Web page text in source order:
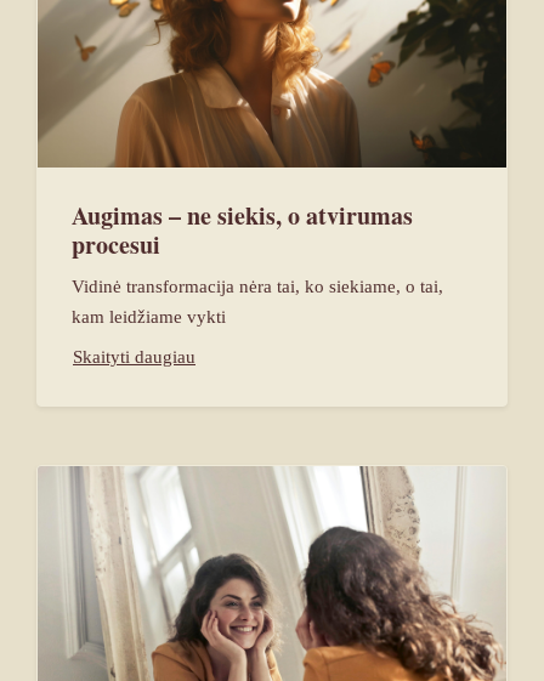
Augimas – ne siekis, o atvirumas
procesui
Vidinė transformacija nėra tai, ko siekiame, o tai,
kam leidžiame vykti
Skaityti daugiau